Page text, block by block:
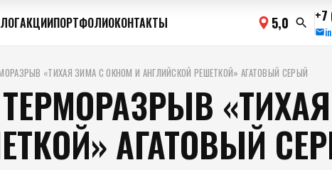
АКЦИИПОРТФОЛИОКОНТАКТЫ 5,0 +7
«ТИХАЯ ЗИМА С ОКНОМ И АНГЛИЙСКОЙ РЕШЕТКОЙ» АГАТОВЫЙ СЕРЫЙ
АГАТОВЫЙ